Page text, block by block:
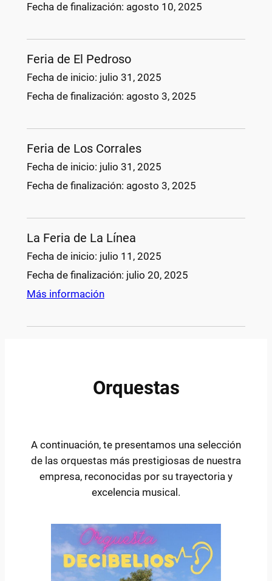
Fecha de finalización: agosto 10, 2025
Feria de El Pedroso
Fecha de inicio: julio 31, 2025
Fecha de finalización: agosto 3, 2025
Feria de Los Corrales
Fecha de inicio: julio 31, 2025
Fecha de finalización: agosto 3, 2025
La Feria de La Línea
Fecha de inicio: julio 11, 2025
Fecha de finalización: julio 20, 2025
Más información
Orquestas
A continuación, te presentamos una selección
de las orquestas más prestigiosas de nuestra
empresa, reconocidas por su trayectoria y
excelencia musical.